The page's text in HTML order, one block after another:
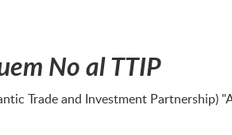
No al TTIP
Trade and Investment Partnership)